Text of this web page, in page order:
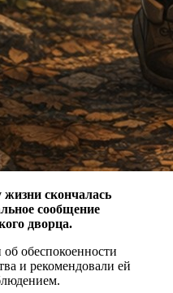
скончалась
сообщение
дворца.
обеспокоенности
и рекомендовали ей